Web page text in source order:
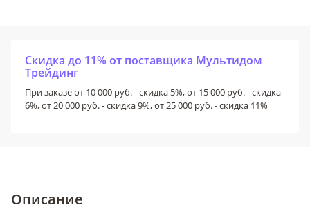
Скидка до 11% от поставщика Мультидом
Трейдинг
При заказе от 10 000 руб. - скидка 5%, от 15 000 руб. - скидка
6%, от 20 000 руб. - скидка 9%, от 25 000 руб. - скидка 11%
Описание